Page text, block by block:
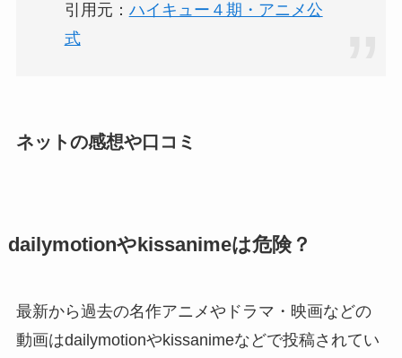
引用元： ハイキュー４期・アニメ公
式
ネットの感想や口コミ
dailymotionやkissanimeは危険？
最新から過去の名作アニメやドラマ・映画などの
動画はdailymotionやkissanimeなどで投稿されてい